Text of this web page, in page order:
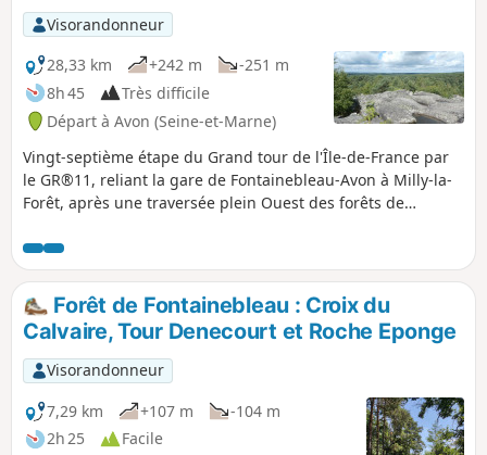
Visorandonneur
28,33 km
+242 m
-251 m
8h 45
Très difficile
Départ à Avon (Seine-et-Marne)
Vingt-septième étape du Grand tour de l'Île-de-France par
le GR®11, reliant la gare de Fontainebleau-Avon à Milly-la-
Forêt, après une traversée plein Ouest des forêts de
entre les deux massifs. Cette étape nécessite une nuit sur
place à Milly-la-Forêt ou alentour, avant de rejoindre
Ballancourt le lendemain. Quelques hôtels et chambres
d’hôtes sont disponibles dans les environs.
Forêt de Fontainebleau : Croix du
Calvaire, Tour Denecourt et Roche Eponge
Visorandonneur
7,29 km
+107 m
-104 m
2h 25
Facile